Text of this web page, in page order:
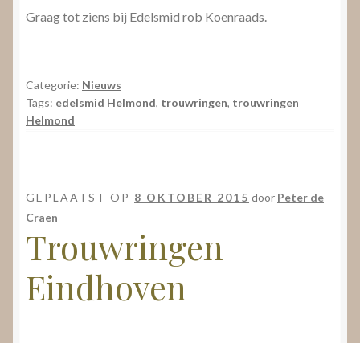
Graag tot ziens bij Edelsmid rob Koenraads.
Categorie: Nieuws
Tags: edelsmid Helmond, trouwringen, trouwringen
Helmond
GEPLAATST OP 8 OKTOBER 2015 door Peter de
Craen
Trouwringen
Eindhoven